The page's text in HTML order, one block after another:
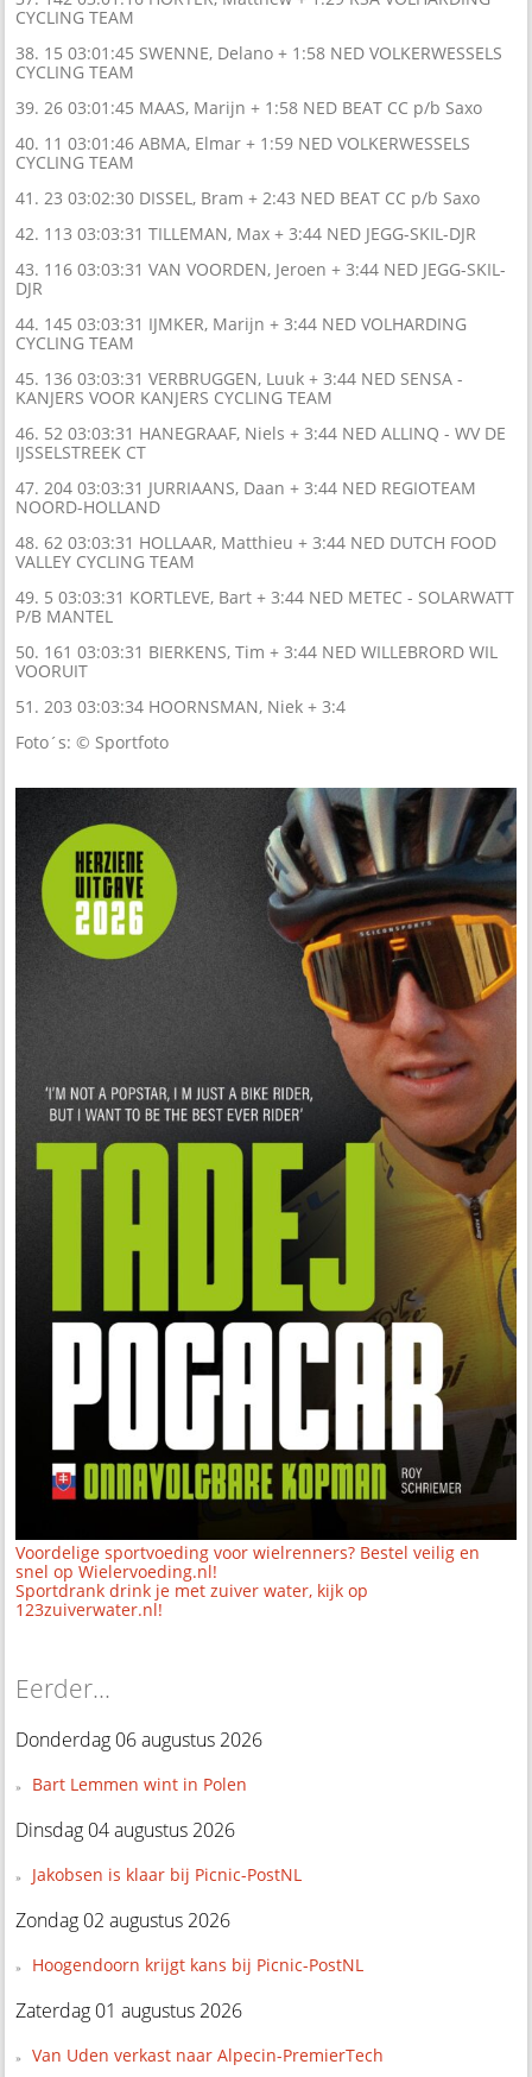
CYCLING TEAM
38. 15 03:01:45 SWENNE, Delano + 1:58 NED VOLKERWESSELS
CYCLING TEAM
39. 26 03:01:45 MAAS, Marijn + 1:58 NED BEAT CC p/b Saxo
40. 11 03:01:46 ABMA, Elmar + 1:59 NED VOLKERWESSELS
CYCLING TEAM
41. 23 03:02:30 DISSEL, Bram + 2:43 NED BEAT CC p/b Saxo
42. 113 03:03:31 TILLEMAN, Max + 3:44 NED JEGG-SKIL-DJR
43. 116 03:03:31 VAN VOORDEN, Jeroen + 3:44 NED JEGG-SKIL-
DJR
44. 145 03:03:31 IJMKER, Marijn + 3:44 NED VOLHARDING
CYCLING TEAM
45. 136 03:03:31 VERBRUGGEN, Luuk + 3:44 NED SENSA -
KANJERS VOOR KANJERS CYCLING TEAM
46. 52 03:03:31 HANEGRAAF, Niels + 3:44 NED ALLINQ - WV DE
IJSSELSTREEK CT
47. 204 03:03:31 JURRIAANS, Daan + 3:44 NED REGIOTEAM
NOORD-HOLLAND
48. 62 03:03:31 HOLLAAR, Matthieu + 3:44 NED DUTCH FOOD
VALLEY CYCLING TEAM
49. 5 03:03:31 KORTLEVE, Bart + 3:44 NED METEC - SOLARWATT
P/B MANTEL
50. 161 03:03:31 BIERKENS, Tim + 3:44 NED WILLEBRORD WIL
VOORUIT
51. 203 03:03:34 HOORNSMAN, Niek + 3:4
Foto´s: © Sportfoto
Voordelige sportvoeding voor wielrenners? Bestel veilig en
snel op Wielervoeding.nl!
Sportdrank drink je met zuiver water, kijk op
123zuiverwater.nl!
Eerder...
Donderdag 06 augustus 2026
Bart Lemmen wint in Polen
Dinsdag 04 augustus 2026
Jakobsen is klaar bij Picnic-PostNL
Zondag 02 augustus 2026
Hoogendoorn krijgt kans bij Picnic-PostNL
Zaterdag 01 augustus 2026
Van Uden verkast naar Alpecin-PremierTech